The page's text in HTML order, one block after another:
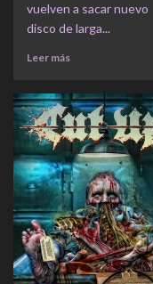
vuelven a sacar nuevo
disco de larga...
Leer más